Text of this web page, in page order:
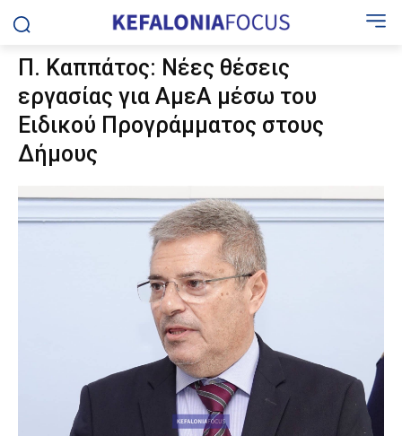
Π. Καππάτος: Νέες θέσεις
εργασίας για ΑμεΑ μέσω του
Ειδικού Προγράμματος στους
Δήμους